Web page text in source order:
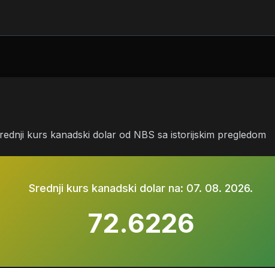
kurs kanadski dolar od NBS sa istorijskim pregledom
Srednji kurs kanadski dolar na: 07. 08. 2026.
72.6226